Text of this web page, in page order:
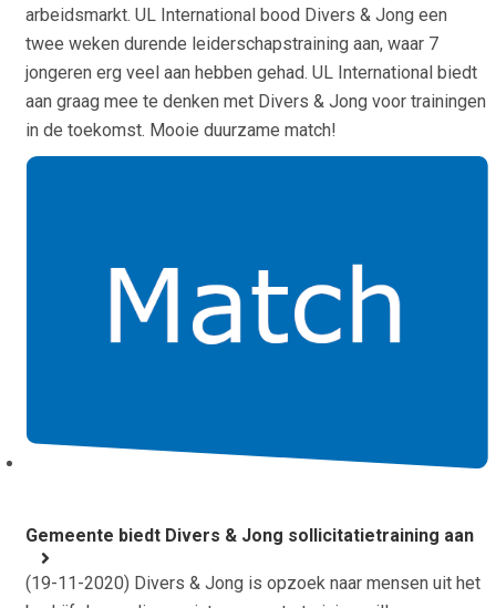
arbeidsmarkt. UL International bood Divers & Jong een
twee weken durende leiderschapstraining aan, waar 7
jongeren erg veel aan hebben gehad. UL International biedt
aan graag mee te denken met Divers & Jong voor trainingen
in de toekomst. Mooie duurzame match!
Gemeente biedt Divers & Jong sollicitatietraining aan
(19-11-2020) Divers & Jong is opzoek naar mensen uit het